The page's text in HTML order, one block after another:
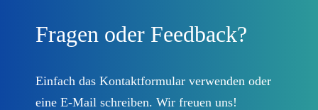
Beteiligungsplattform
Prozessbegleitung
Fragen oder Feedback?
Einfach das Kontaktformularverwenden oder
eine E-Mail schreiben. Wir freuen uns!